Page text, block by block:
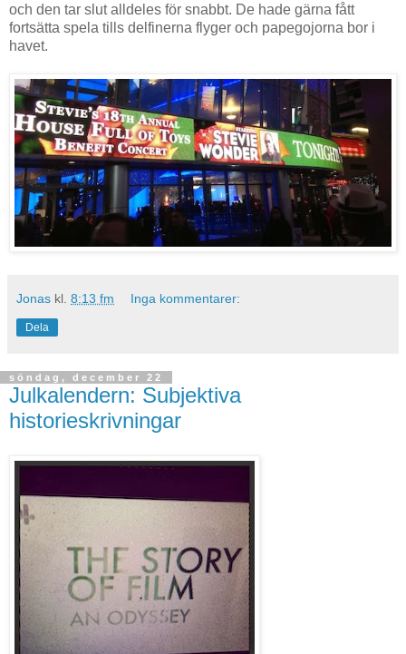
och den tar slut alldeles för snabbt. De hade gärna fått
fortsätta spela tills delfinerna flyger och papegojorna bor i
havet.
Jonas kl. 8:13 fm Inga kommentarer:
Dela
söndag, december 22
Julkalendern: Subjektiva
historieskrivningar